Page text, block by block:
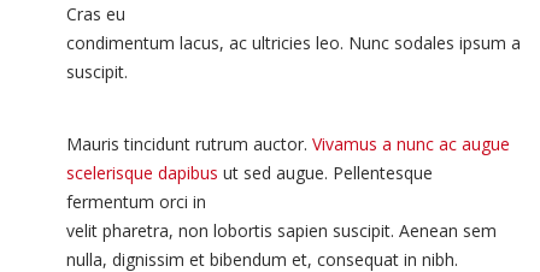
Cras eu
condimentum lacus, ac ultricies leo. Nunc sodales ipsum a
suscipit.
Mauris tincidunt rutrum auctor. Vivamus a nunc ac augue
scelerisque dapibus ut sed augue. Pellentesque
fermentum orci in
velit pharetra, non lobortis sapien suscipit. Aenean sem
nulla, dignissim et bibendum et, consequat in nibh.